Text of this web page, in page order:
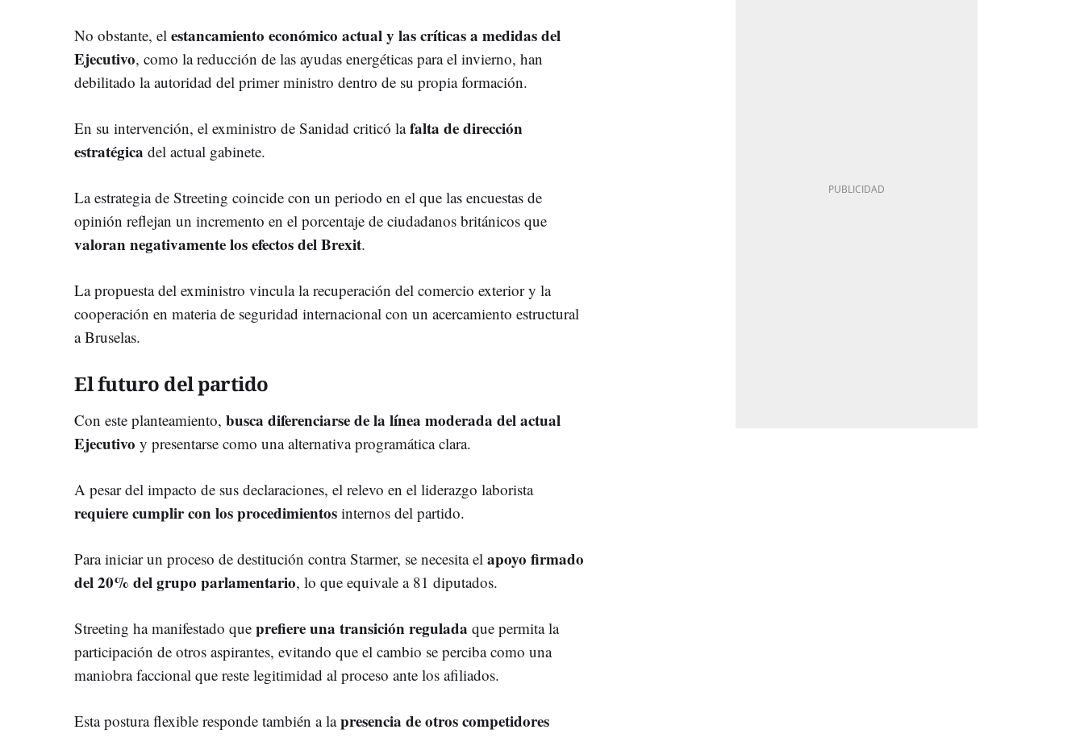
No obstante, el estancamiento económico actual y las críticas a medidas del
Ejecutivo, como la reducción de las ayudas energéticas para el invierno, han
debilitado la autoridad del primer ministro dentro de su propia formación.
En su intervención, el exministro de Sanidad criticó lafalta de dirección
estratégica del actual gabinete.
La estrategia de Streeting coincide con un periodo en el que las encuestas de
opinión reflejan un incremento en el porcentaje de ciudadanos británicos que
valoran negativamente los efectos del Brexit.
La propuesta del exministro vincula la recuperación del comercio exterior y la
cooperación en materia de seguridad internacional con un acercamiento estructural
a Bruselas.
El futuro del partido
Con este planteamiento, busca diferenciarse de la línea moderada del actual
Ejecutivo y presentarse como una alternativa programática clara.
A pesar del impacto de sus declaraciones, el relevo en el liderazgo laborista
requiere cumplir con los procedimientos internos del partido.
Para iniciar un proceso de destitución contra Starmer, se necesita el apoyo firmado
del 20% del grupo parlamentario, lo que equivale a 81 diputados.
Streeting ha manifestado que prefiere una transición regulada que permita la
participación de otros aspirantes, evitando que el cambio se perciba como una
maniobra faccional que reste legitimidad al proceso ante los afiliados.
Esta postura flexible responde también a lapresencia de otros competidores